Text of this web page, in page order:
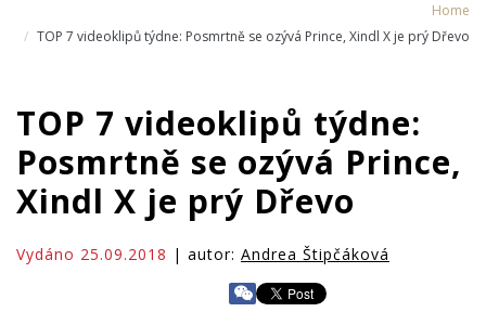
Home
TOP 7 videoklipů týdne: Posmrtně se ozývá Prince, Xindl X je prý Dřevo
TOP 7 videoklipů týdne:
Posmrtně se ozývá Prince,
Xindl X je prý Dřevo
Vydáno 25.09.2018 | autor: Andrea Štipčáková